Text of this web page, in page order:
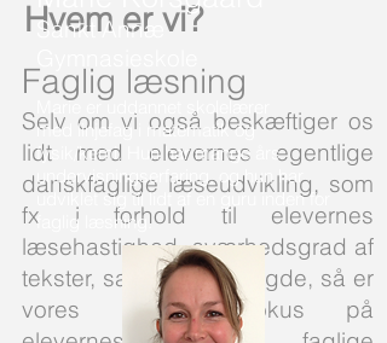
Faglig læsning
Selv om vi også beskæftiger os
lidt med elevernes egentlige
danskfaglige læseudvikling, som
fx i forhold til elevernes
læsehastighed, sværhedsgrad af
tekster, samt læsemængde, så er
vores primære fokus på
Hvem er vi?
Sankt Annæ
Marie er uddannet skolelærer
med linjefag i matematik og
fysik/kemi. Hun har mange års
undervisningserfaring, og hun har
udviklet sig til lidt af en guru inden for
faglig læsning.